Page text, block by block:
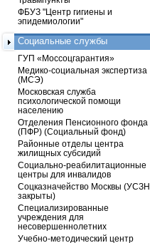
ФБУЗ "Центр гигиены и
эпидемиологии"
Социальные службы
ГУП «Моссоцгарантия»
Медико-социальная экспертиза
(МСЭ)
Московская служба
психологической помощи
населению
Отделения Пенсионного фонда
(ПФР) (Социальный фонд)
Районные отделы центра
жилищных субсидий
Социально-реабилитационные
центры для инвалидов
Соцказначейство Москвы (УСЗН
закрыты)
Специализированные
учреждения для
несовершеннолетних
Учебно-методический центр